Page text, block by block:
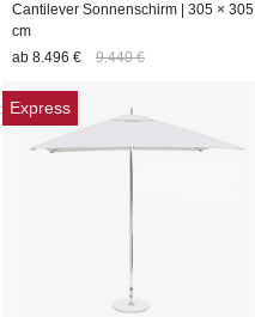
Cantilever Sonnenschirm | 305 × 305
cm
ab 8.496 € 9.440 €
Express